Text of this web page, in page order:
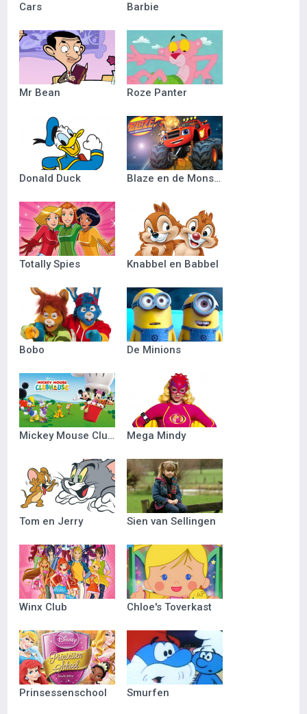
Cars Barbie
Mr Bean Roze Panter
Donald Duck Blaze en de Monsterwielen
Totally Spies Knabbel en Babbel
Bobo De Minions
Mickey Mouse Clubhuis Mega Mindy
Tom en Jerry Sien van Sellingen
Winx Club Chloe's Toverkast
Prinsessenschool Smurfen